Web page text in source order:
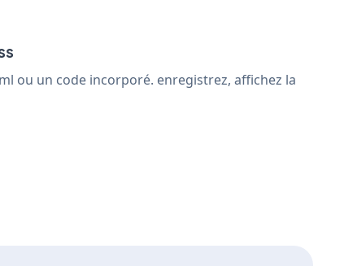
ou un code incorporé. enregistrez, affichez la